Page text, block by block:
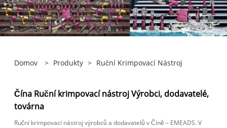
Domov > Produkty > Ruční Krimpovací Nástroj
Čína Ruční krimpovací nástroj Výrobci, dodavatelé,
továrna
Ruční krimpovací nástroj výrobců a dodavatelů v Číně – EMEADS. V